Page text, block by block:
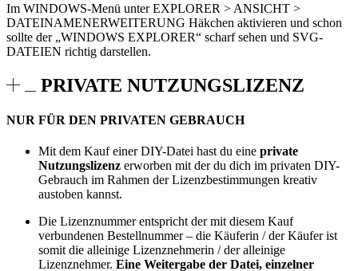
Im WINDOWS-Menü unter EXPLORER > ANSICHT >
DATEINAMENERWEITERUNG Häkchen aktivieren und schon
sollte der „WINDOWS EXPLORER“ scharf sehen und SVG-
DATEIEN richtig darstellen.
PRIVATE NUTZUNGSLIZENZ
NUR FÜR DEN PRIVATEN GEBRAUCH
Mit dem Kauf einer DIY-Datei hast du eine private
Nutzungslizenz erworben mit der du dich im privaten DIY-
Gebrauch im Rahmen der Lizenzbestimmungen kreativ
austoben kannst.
Die Lizenznummer entspricht der mit diesem Kauf
verbundenen Bestellnummer – die Käuferin / der Käufer ist
somit die alleinige Lizenznehmerin / der alleinige
Lizenznehmer. Eine Weitergabe der Datei, einzelner